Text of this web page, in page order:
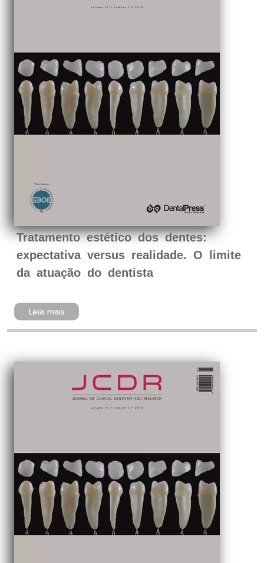
Tratamento estético dos dentes:
expectativa versus realidade. O limite
da atuação do dentista
Leia mais